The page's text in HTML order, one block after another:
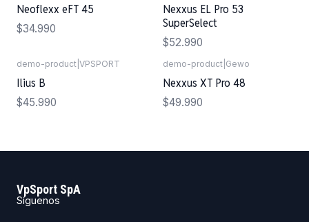
Neoflexx eFT 45
$34.990
Nexxus EL Pro 53
SuperSelect
$52.990
demo-product VPSPORT
Ilius B
$45.990
demo-product Gewo
Nexxus XT Pro 48
$49.990
VpSport SpA
Síguenos